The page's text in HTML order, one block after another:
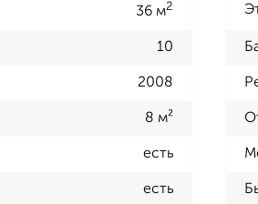
36 м2
10
2008
8 м²
есть
есть